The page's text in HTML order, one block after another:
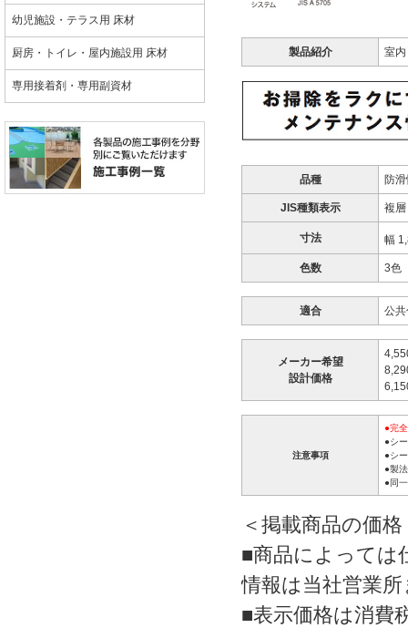
製品紹介 室
品種 防
JIS種類表示 複
寸法 幅
色数 3色
適合 公
メーカー希望
設計価格
注意事項
●完
●シ
●シ
●製
●同
＜掲載商品の価
■商品によっては
情報は当社営業
■表示価格は消費
幼児施設・テラス用 床材
厨房・トイレ・屋内施設用 床材
専用接着剤・専用副資材